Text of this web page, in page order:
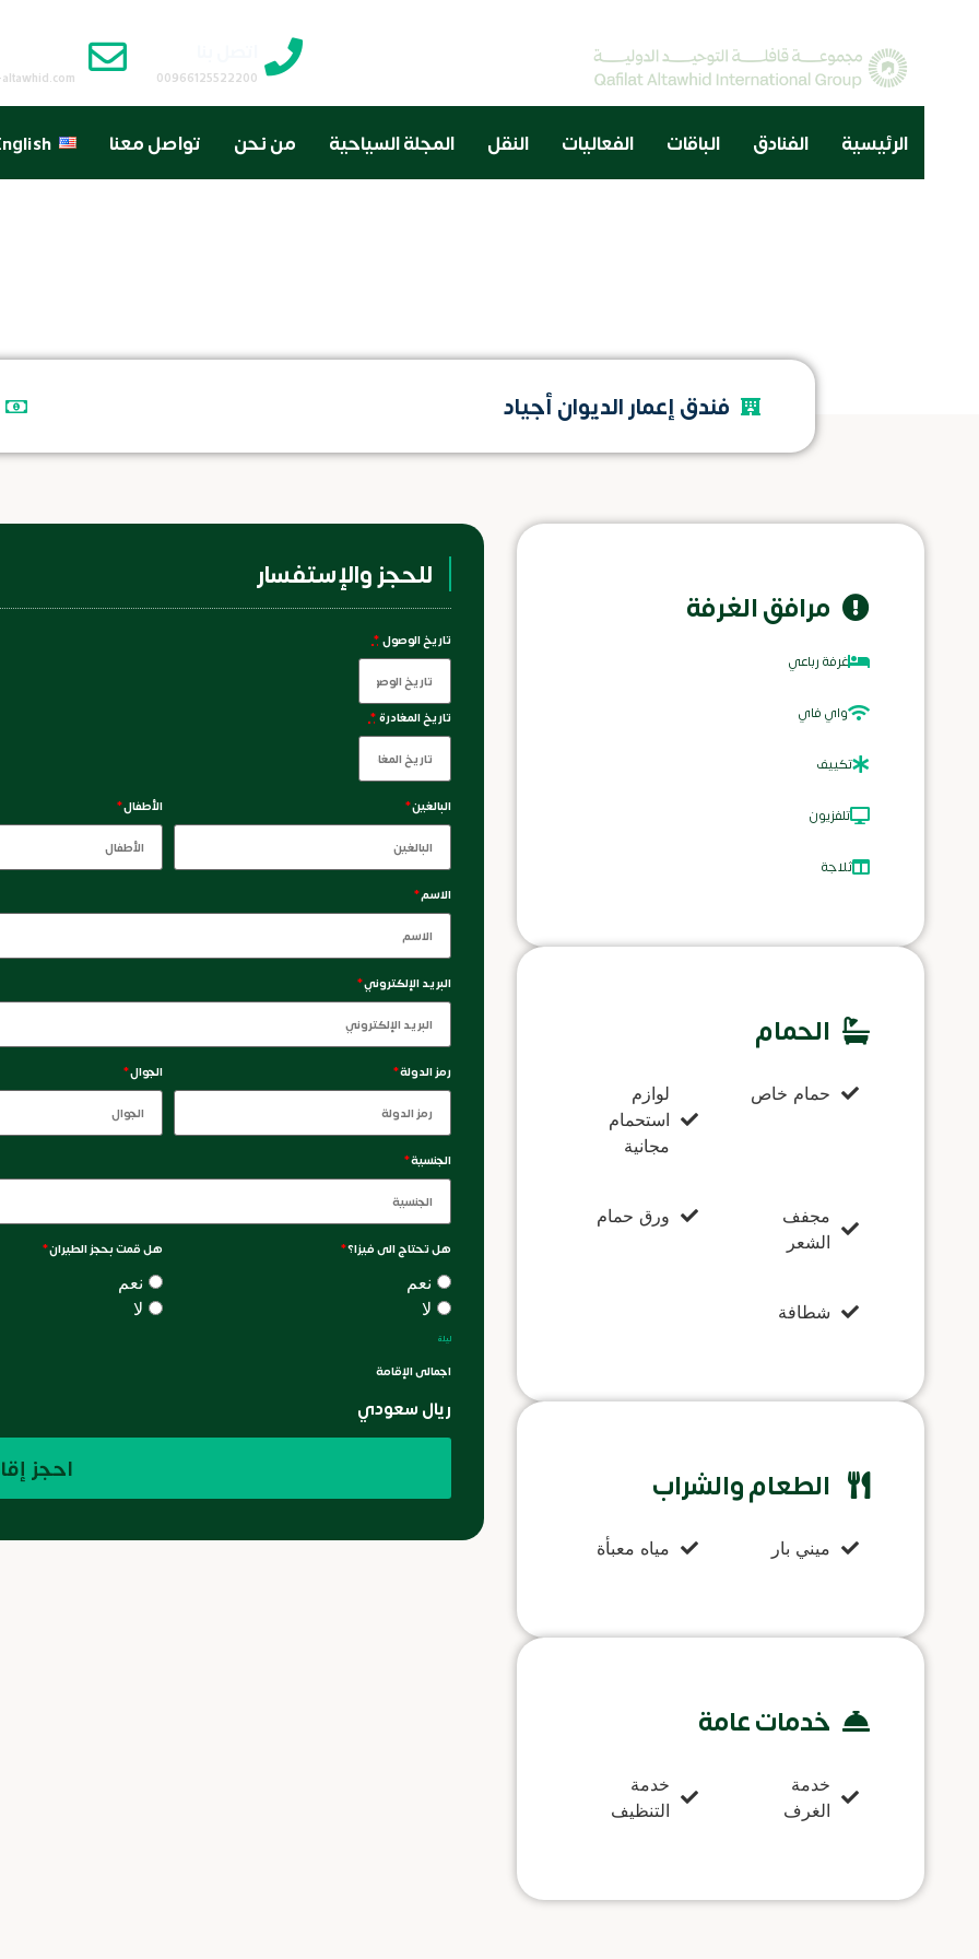
00966125522200
الرئيسية الفنادق الباقات الفعاليات النقل المجلة السياحية من نحن تواصل معنا
فندق إعمار الديوان أجياد
مرافق الغرفة
غرفة رباعي
واي فاي
تكييف
تلفزيون
ثلاجة
الحمام
حمام خاص
لوازم
استحمام
مجانية
مجفف
الشعر
ورق حمام
شطافة
الطعام والشراب
ميني بار مياه معبأة
خدمات عامة
خدمة
الغرف
خدمة
التنظيف
للحجز والإستفسار
تاريخ الوصول*
تاريخ المغادرة*
البالغين* الأطفال*
الاسم*
البريد الإلكتروني*
رمز الدولة* الجوال*
الجنسية*
هل تحتاج الى فيزا؟*
نعم
لا
هل قمت بحجز الطيران*
نعم
لا
ليلة
اجمالى الإقامة
ريال سعودي
احجز